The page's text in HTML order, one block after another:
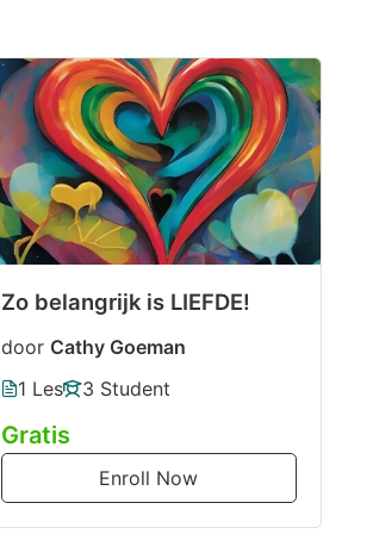
Zo belangrijk is LIEFDE!
door Cathy Goeman
1 Les
3 Student
Gratis
Enroll Now